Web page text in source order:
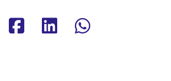
Jaa Facebookissa
Jaa Linkedinissä
Jaa